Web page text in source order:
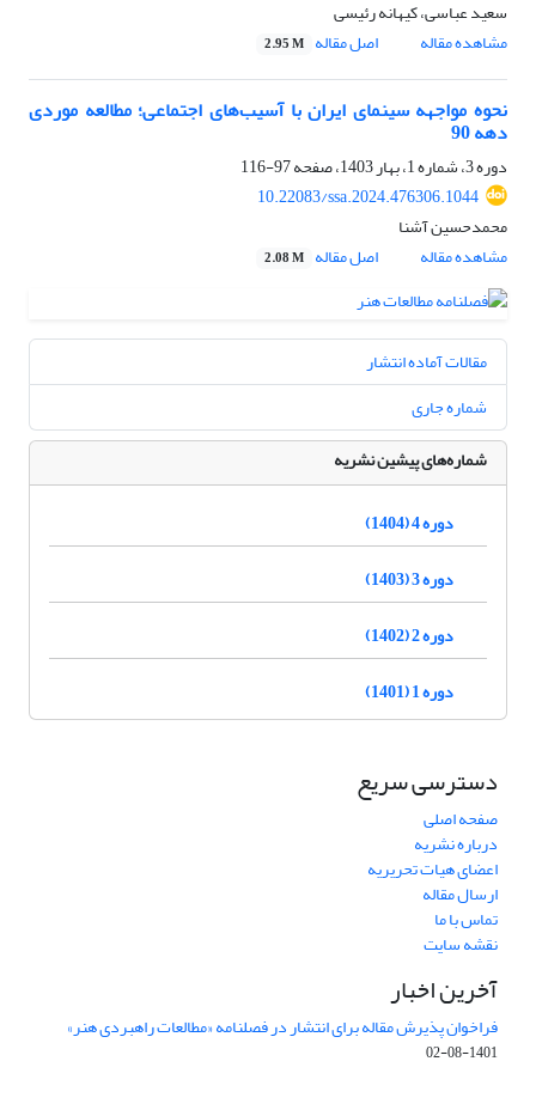
سعید عباسی، کیهانه رئیسی
مشاهده مقاله
اصل مقاله 2.95 M
نحوه مواجهه‌ سینمای ایران با آسیب‌های اجتماعی؛ مطالعه‌ موردی
دهه 90
دوره 3، شماره 1، بهار 1403، صفحه
97-116
10.22083/ssa.2024.476306.1044
محمدحسین آشنا
مشاهده مقاله
اصل مقاله 2.08 M
مقالات آماده انتشار
شماره جاری
شماره‌های پیشین نشریه
دوره 4 (1404)
دوره 3 (1403)
دوره 2 (1402)
دوره 1 (1401)
دسترسی سریع
صفحه اصلی
درباره نشریه
اعضای هیات تحریریه
ارسال مقاله
تماس با ما
نقشه سایت
آخرین اخبار
فراخوان پذیرش مقاله برای انتشار در فصلنامه «مطالعات راهبردی هنر»
1401-08-02